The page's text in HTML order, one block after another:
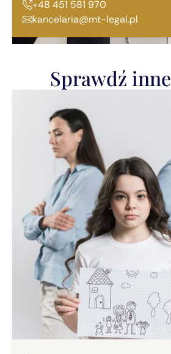
+48 451 581 970
kancelaria@mt-legal.pl
Sprawdź inne